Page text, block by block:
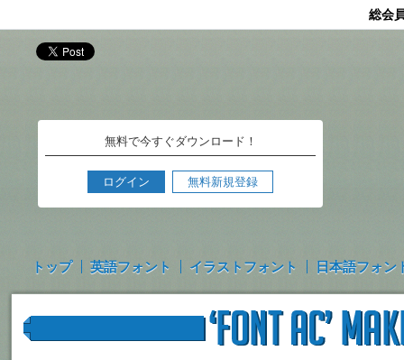
総会
無料で今すぐダウンロード！
ログイン 無料新規登録
トップ 英語フォント イラストフォント 日本語フォン